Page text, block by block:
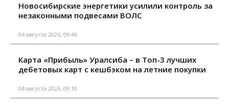
Новосибирские энергетики усилили контроль за
незаконными подвесами ВОЛС
04 августа 2026, 09:46
Карта «Прибыль» Уралсиба – в Топ-3 лучших
дебетовых карт с кешбэком на летние покупки
04 августа 2026, 09:10